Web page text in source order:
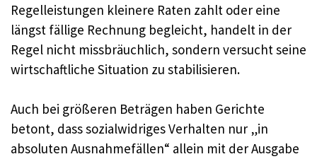
Regelleistungen kleinere Raten zahlt oder eine
längst fällige Rechnung begleicht, handelt in der
Regel nicht missbräuchlich, sondern versucht seine
wirtschaftliche Situation zu stabilisieren.
Auch bei größeren Beträgen haben Gerichte
betont, dass sozialwidriges Verhalten nur „in
absoluten Ausnahmefällen“ allein mit der Ausgabe